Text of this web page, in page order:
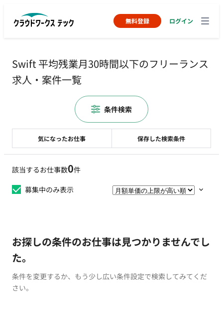
無料登録 ログイン
Swift 平均残業月30時間以下のフリーランス
求人・案件一覧
該当するお仕事数0件
募集中のみ表示
お探しの条件のお仕事は見つかりませんでし
た。
条件を変更するか、もう少し広い条件設定で検索してみてくだ
さい。
気になったお仕事 保存した検索条件
条件検索